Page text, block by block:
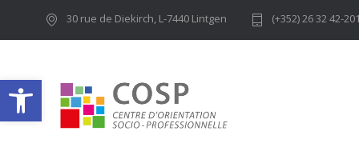
Ouvrir la barre d’outils
30 rue de Diekirch, L-7440 Lintgen (+352) 26 32 42-201